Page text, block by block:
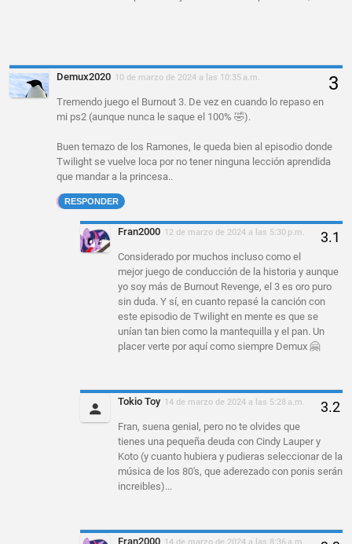
Demux2020 10 de marzo de 2024 a las 10:35 a.m.
Tremendo juego el Burnout 3. De vez en cuando lo repaso en
mi ps2 (aunque nunca le saque el 100% 🤣).
Buen temazo de los Ramones, le queda bien al episodio donde
Twilight se vuelve loca por no tener ninguna lección aprendida
que mandar a la princesa..
RESPONDER
Fran2000 12 de marzo de 2024 a las 5:30 p.m.
Considerado por muchos incluso como el
mejor juego de conducción de la historia y aunque
yo soy más de Burnout Revenge, el 3 es oro puro
sin duda. Y sí, en cuanto repasé la canción con
este episodio de Twilight en mente es que se
unían tan bien como la mantequilla y el pan. Un
placer verte por aquí como siempre Demux 🤗
Tokio Toy 14 de marzo de 2024 a las 5:28 a.m.
Fran, suena genial, pero no te olvides que
tienes una pequeña deuda con Cindy Lauper y
Koto (y cuanto hubiera y pudieras seleccionar de la
música de los 80's, que aderezado con ponis serán
increibles)...
Fran2000